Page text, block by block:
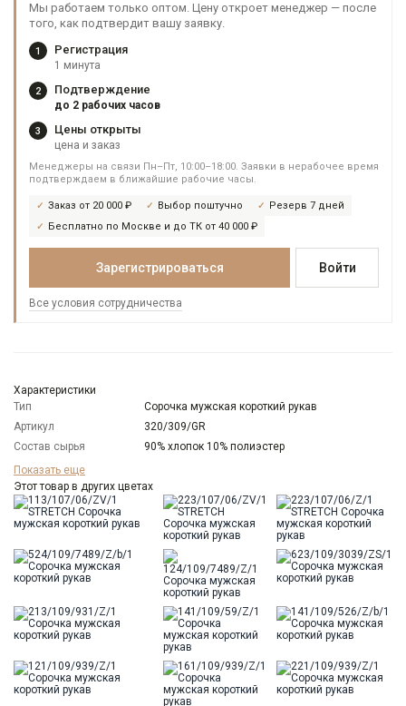
Мы работаем только оптом. Цену откроет менеджер — после
того, как подтвердит вашу заявку.
1 Регистрация
1 минута
2 Подтверждение
до 2 рабочих часов
3 Цены открыты
цена и заказ
Менеджеры на связи Пн–Пт, 10:00–18:00. Заявки в нерабочее время
подтверждаем в ближайшие рабочие часы.
Заказ от 20 000 ₽ Выбор поштучно
Резерв 7 дней
Бесплатно по Москве и до ТК от 40 000 ₽
Зарегистрироваться Войти
Все условия сотрудничества
Характеристики
Тип
Сорочка мужская короткий рукав
Артикул
320/309/GR
Состав сырья
90% хлопок 10% полиэстер
Бренд
Модель
Классическая
Цвет
Серый
Ворот
Французский
Карман
стандартный, слева, накладной
Силуэт
Прямой силуэт / Сlassic fit
Показать еще
Этот товар в других цветах